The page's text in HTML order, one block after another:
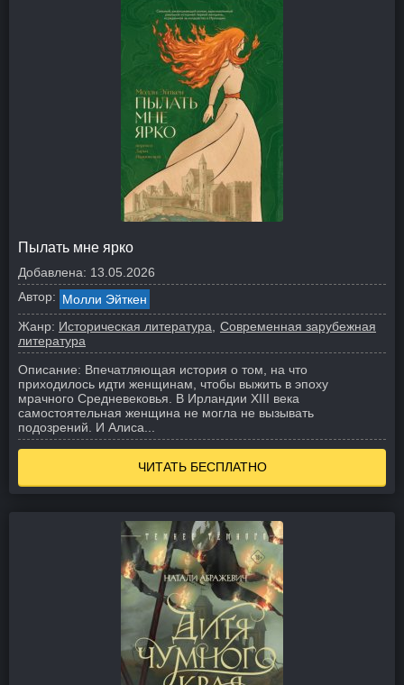
Пылать мне ярко
Добавлена: 13.05.2026
Автор: Молли Эйткен
Жанр: Историческая литература
Современная зарубежная
литература
Описание: Впечатляющая история о том, на что
приходилось идти женщинам, чтобы выжить в эпоху
мрачного Средневековья. В Ирландии XIII века
самостоятельная женщина не могла не вызывать
подозрений. И Алиса...
ЧИТАТЬ БЕСПЛАТНО